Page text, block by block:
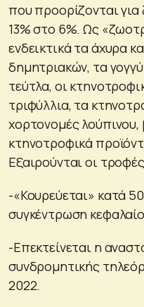
που προορίζονται
13% στο 6%. Ως
ενδεικτικά τα άχυρα
δημητριακών, τα
τεύτλα, οι
τριφύλλια, τα
χορτονομές
κτηνοτροφικά
Εξαιρούνται οι
-«Κουρεύεται» κατά
συγκέντρωση
-Επεκτείνεται η
συνδρομητικής
2022.